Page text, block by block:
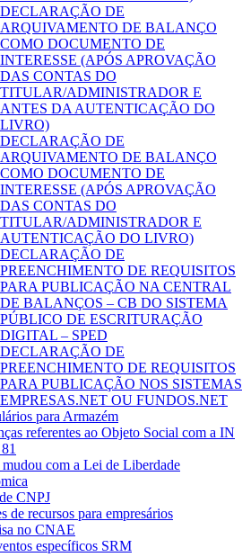
DECLARAÇÃO DE
ARQUIVAMENTO DE BALANÇO
COMO DOCUMENTO DE
INTERESSE (APÓS APROVAÇÃO
DAS CONTAS DO
TITULAR/ADMINISTRADOR E
ANTES DA AUTENTICAÇÃO DO
LIVRO)
DECLARAÇÃO DE
ARQUIVAMENTO DE BALANÇO
COMO DOCUMENTO DE
INTERESSE (APÓS APROVAÇÃO
DAS CONTAS DO
TITULAR/ADMINISTRADOR E
AUTENTICAÇÃO DO LIVRO)
DECLARAÇÃO DE
PREENCHIMENTO DE REQUISITOS
PARA PUBLICAÇÃO NA CENTRAL
DE BALANÇOS – CB DO SISTEMA
PÚBLICO DE ESCRITURAÇÃO
DIGITAL – SPED
DECLARAÇÃO DE
PREENCHIMENTO DE REQUISITOS
PARA PUBLICAÇÃO NOS SISTEMAS
EMPRESAS.NET OU FUNDOS.NET
para Armazém
referentes ao Objeto Social com a IN
com a Lei de Liberdade
CNPJ
de recursos para empresários
no CNAE
específicos SRM